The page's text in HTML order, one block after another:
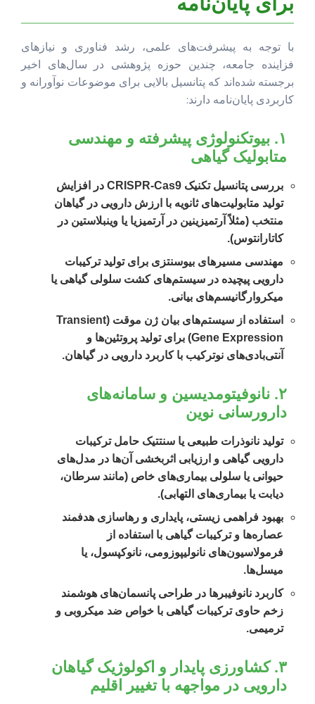
با توجه به پیشرفت‌های علمی، رشد فناوری و نیازهای
فزاینده جامعه، چندین حوزه پژوهشی در سال‌های اخیر
برجسته شده‌اند که پتانسیل بالایی برای موضوعات نوآورانه و
کاربردی پایان‌نامه دارند:
۱. بیوتکنولوژی پیشرفته و مهندسی
متابولیک گیاهی
بررسی پتانسیل تکنیک CRISPR-Cas9 در افزایش
تولید متابولیت‌های ثانویه با ارزش دارویی در گیاهان
منتخب (مثلاً آرتمیزینین در آرتمیزیا یا وینبلاستین در
کاتارانتوس).
مهندسی مسیرهای بیوسنتزی برای تولید ترکیبات
دارویی پیچیده در سیستم‌های کشت سلولی گیاهی یا
میکروارگانیسم‌های بیانی.
استفاده از سیستم‌های بیان ژن موقت (Transient
Gene Expression) برای تولید پروتئین‌ها و
آنتی‌بادی‌های نوترکیب با کاربرد دارویی در گیاهان.
۲. نانوفیتومدیسین و سامانه‌های
دارورسانی نوین
تولید نانوذرات طبیعی یا سنتتیک حامل ترکیبات
دارویی گیاهی و ارزیابی اثربخشی آن‌ها در مدل‌های
حیوانی یا سلولی بیماری‌های خاص (مانند سرطان،
دیابت یا بیماری‌های التهابی).
بهبود فراهمی زیستی، پایداری و رهاسازی هدفمند
عصاره‌ها و ترکیبات گیاهی با استفاده از
فرمولاسیون‌های نانولیپوزومی، نانوکپسول، یا
میسل‌ها.
کاربرد نانوفیبرها در طراحی پانسمان‌های هوشمند
زخم حاوی ترکیبات گیاهی با خواص ضد میکروبی و
ترمیمی.
۳. کشاورزی پایدار و اکولوژیک گیاهان
دارویی در مواجهه با تغییر اقلیم